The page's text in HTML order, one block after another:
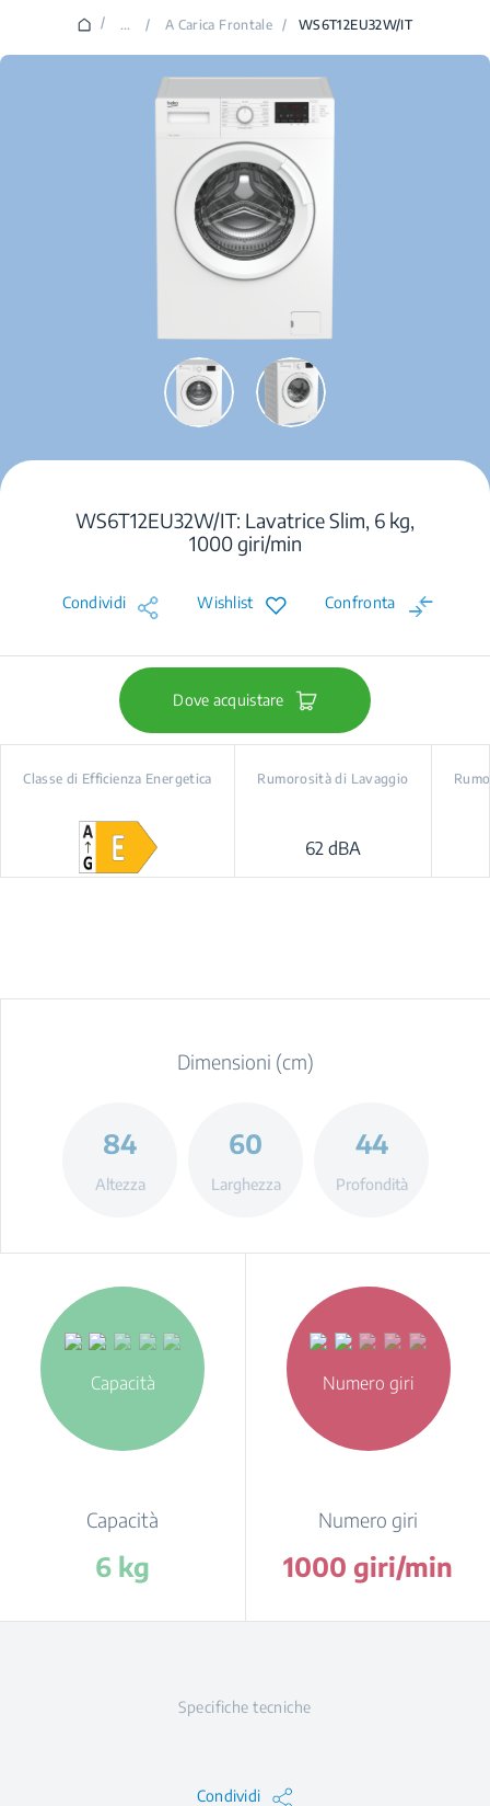
/ ... / A Carica Frontale / WS6T12EU32W/IT
WS6T12EU32W/IT: Lavatrice Slim, 6 kg,
1000 giri/min
Condividi Wishlist Confronta
Dove acquistare
Classe di Efficienza Energetica Rumorosità di Lavaggio
62 dBA
Dimensioni (cm)
84
Altezza
60
Larghezza
44
Profondità
Capacità
Capacità
6 kg
Numero giri
Numero giri
1000 giri/min
Specifiche tecniche
Condividi